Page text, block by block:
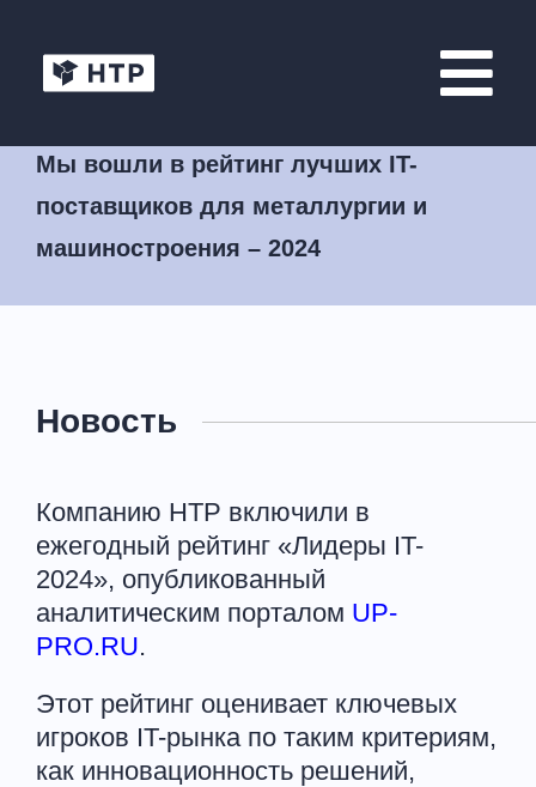
Мы вошли в рейтинг лучших IT-
поставщиков для металлургии и
машиностроения – 2024
Новость
Компанию НТР включили в
ежегодный рейтинг «Лидеры IT-
2024», опубликованный
аналитическим порталом UP-
PRO.RU.
Этот рейтинг оценивает ключевых
игроков IT-рынка по таким критериям,
как инновационность решений,